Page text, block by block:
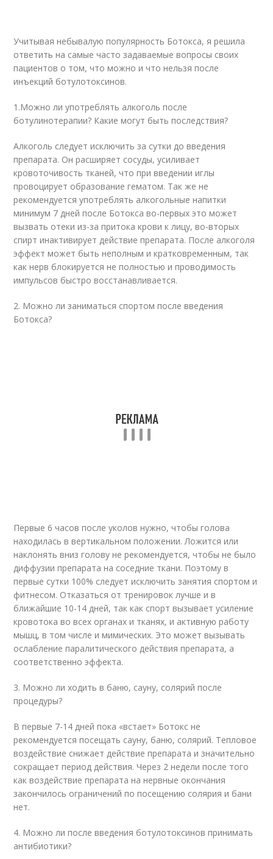
Учитывая небывалую популярность Ботокса, я решила
ответить на самые часто задаваемые вопросы своих
пациентов о том, что можно и что нельзя после
инъекций ботулотоксинов.
1.Можно ли употреблять алкоголь после
ботулинотерапии? Какие могут быть последствия?
Алкоголь следует исключить за сутки до введения
препарата. Он расширяет сосуды, усиливает
кровоточивость тканей, что при введении иглы
провоцирует образование гематом. Так же не
рекомендуется употреблять алкогольные напитки
минимум 7 дней после Ботокса во-первых это может
вызвать отеки из-за притока крови к лицу, во-вторых
спирт инактивирует действие препарата. После алкоголя
эффект может быть неполным и кратковременным, так
как нерв блокируется не полностью и проводимость
импульсов быстро восстанавливается.
2. Можно ли заниматься спортом после введения
Ботокса?
Первые 6 часов после уколов нужно, чтобы голова
находилась в вертикальном положении. Ложится или
наклонять вниз голову не рекомендуется, чтобы не было
диффузии препарата на соседние ткани. Поэтому в
первые сутки 100% следует исключить занятия спортом и
фитнесом. Отказаться от тренировок лучше и в
ближайшие 10-14 дней, так как спорт вызывает усиление
кровотока во всех органах и тканях, и активную работу
мышц, в том числе и мимических. Это может вызывать
ослабление паралитического действия препарата, а
соответственно эффекта.
3. Можно ли ходить в баню, сауну, солярий после
процедуры?
В первые 7-14 дней пока «встает» Ботокс не
рекомендуется посещать сауну, баню, солярий. Тепловое
воздействие снижает действие препарата и значительно
сокращает период действия. Через 2 недели после того
как воздействие препарата на нервные окончания
закончилось ограничений по посещению солярия и бани
нет.
4. Можно ли после введения ботулотоксинов принимать
антибиотики?